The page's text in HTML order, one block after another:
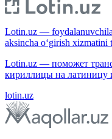
Lotin.uz —
aksincha o‘girish xizmatini
Lotin.uz — поможет
кириллицы на латиницу
lotin.uz